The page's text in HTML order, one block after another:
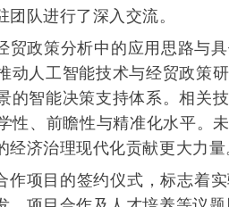
队进行了深入交流。
政策分析中的应用思路与
人工智能技术与经贸政策
智能决策支持体系。相关
、前瞻性与精准化水平。
济治理现代化贡献更大力量
项目的签约仪式，标志着